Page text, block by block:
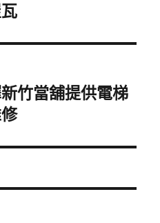
竹當舖提供電梯